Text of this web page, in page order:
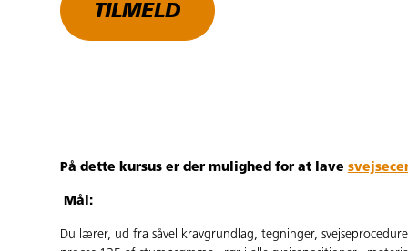
TILMELD
På dette kursus er der mulighed for at lave
Mål:
Du lærer, ud fra såvel kravgrundlag, tegninger,